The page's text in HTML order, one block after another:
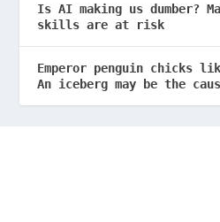
Is AI making us dumber?
skills are at risk
Emperor penguin chicks
An iceberg may be the